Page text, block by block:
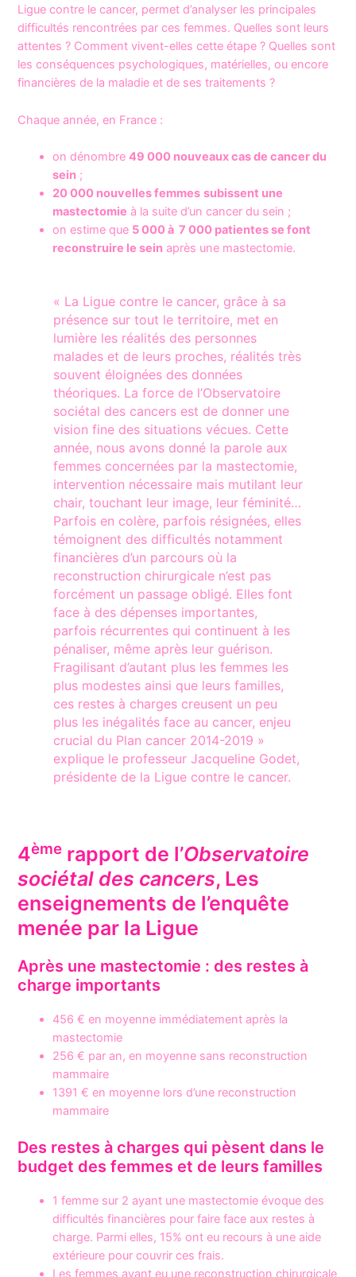
Ligue contre le cancer, permet d’analyser les principales
difficultés rencontrées par ces femmes. Quelles sont leurs
attentes ? Comment vivent-elles cette étape ? Quelles sont
les conséquences psychologiques, matérielles, ou encore
financières de la maladie et de ses traitements ?
Chaque année, en France :
on dénombre49 000 nouveaux cas de cancer du
sein ;
20 000 nouvelles femmes subissent une
mastectomie à la suite d’un cancer du sein ;
on estime que 5 000 à 7 000 patientes se font
reconstruire le sein après une mastectomie.
« La Ligue contre le cancer, grâce à sa
présence sur tout le territoire, met en
lumière les réalités des personnes
malades et de leurs proches, réalités très
souvent éloignées des données
théoriques. La force de l’Observatoire
sociétal des cancers est de donner une
vision fine des situations vécues. Cette
année, nous avons donné la parole aux
femmes concernées par la mastectomie,
intervention nécessaire mais mutilant leur
chair, touchant leur image, leur féminité…
Parfois en colère, parfois résignées, elles
témoignent des difficultés notamment
financières d’un parcours où la
reconstruction chirurgicale n’est pas
forcément un passage obligé. Elles font
face à des dépenses importantes,
parfois récurrentes qui continuent à les
pénaliser, même après leur guérison.
Fragilisant d’autant plus les femmes les
plus modestes ainsi que leurs familles,
ces restes à charges creusent un peu
plus les inégalités face au cancer, enjeu
crucial du Plan cancer 2014-2019 »
explique le professeur Jacqueline Godet,
présidente de la Ligue contre le cancer.
4ème rapport de l’Observatoire
sociétal des cancers, Les
enseignements de l’enquête
menée par la Ligue
Après une mastectomie : des restes à
charge importants
456 € en moyenne immédiatement après la
mastectomie
256 € par an, en moyenne sans reconstruction
mammaire
1391 € en moyenne lors d’une reconstruction
mammaire
Des restes à charges qui pèsent dans le
budget des femmes et de leurs familles
1 femme sur 2 ayant une mastectomie évoque des
difficultés financières pour faire face aux restes à
charge. Parmi elles, 15% ont eu recours à une aide
extérieure pour couvrir ces frais.
Les femmes ayant eu une reconstruction chirurgicale